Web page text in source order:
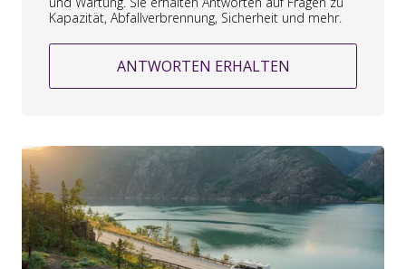
Kapazität, Abfallverbrennung, Sicherheit und mehr.
ANTWORTEN ERHALTEN